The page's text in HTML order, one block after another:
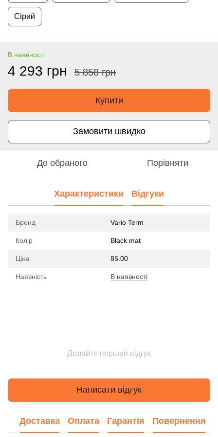
Сірий
В наявності
4 293 грн 5 858 грн
Купити
Замовити швидко
До обраного Порівняти
Характеристики Відгуки
Бренд Vario Term
Колір Black mat
Ціна 85.00
Наявність В наявності
Додайте перший відгук
Написати відгук
Доставка Оплата Гарантія Повернення